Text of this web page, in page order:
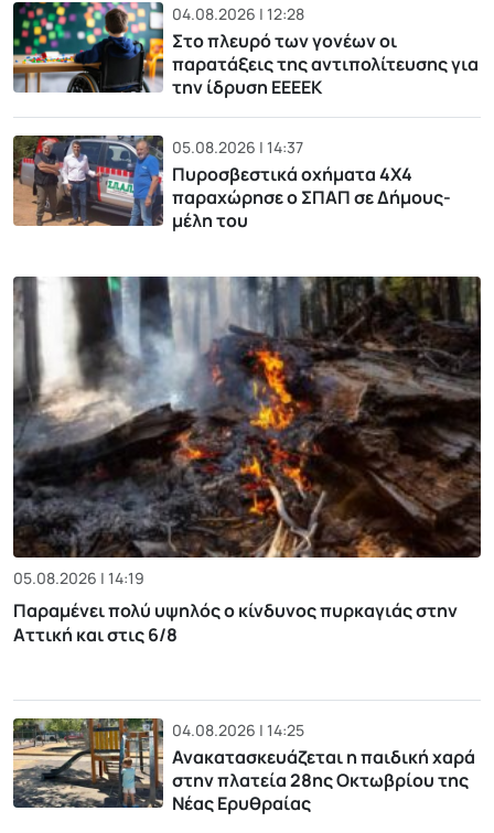
04.08.2026 | 12:28
Στο πλευρό των γονέων οι
παρατάξεις της αντιπολίτευσης για
την ίδρυση ΕΕΕΕΚ
05.08.2026 | 14:37
Πυροσβεστικά οχήματα 4Χ4
παραχώρησε ο ΣΠΑΠ σε Δήμους-
μέλη του
05.08.2026 | 14:19
Παραμένει πολύ υψηλός ο κίνδυνος πυρκαγιάς στην
Αττική και στις 6/8
04.08.2026 | 14:25
Ανακατασκευάζεται η παιδική χαρά
στην πλατεία 28ης Οκτωβρίου της
Νέας Ερυθραίας